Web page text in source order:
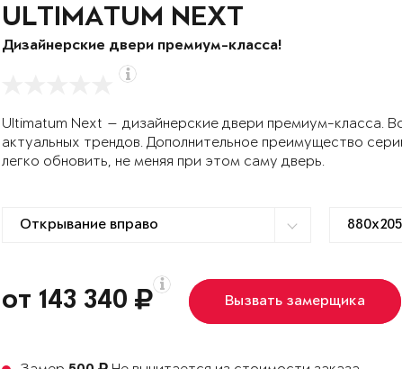
ULTIMATUM NEXT
Дизайнерские двери премиум-класса!
Ultimatum Next — дизайнерские двери премиум-класса.
актуальных трендов. Дополнительное преимущество
легко обновить, не меняя при этом саму дверь.
от 143 340 Вызвать замерщика